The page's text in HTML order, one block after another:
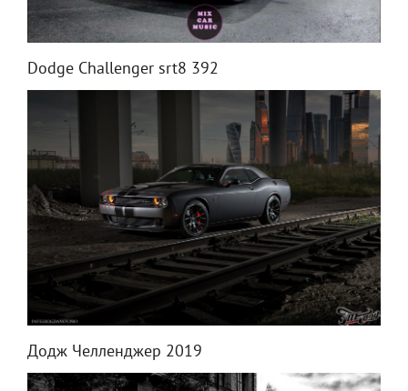
Dodge Challenger srt8 392
Додж Челленджер 2019